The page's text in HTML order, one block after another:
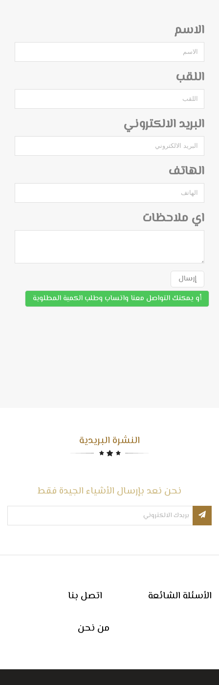
الاسم
اللقب
البريد الالكتروني
الهاتف
اي ملاحظات
إرسال
أو يمكنك التواصل معنا واتساب وطلب الكمية المطلوبة
النشرة البريدية
نحن نعد بإرسال الأشياء الجيدة فقط
اتصل بنا الأسئلة الشائعة
من نحن